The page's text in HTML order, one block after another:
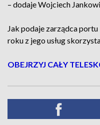
– dodaje Wojciech
Jak podaje zarządca
roku z jego usług
OBEJRZYJ CAŁY